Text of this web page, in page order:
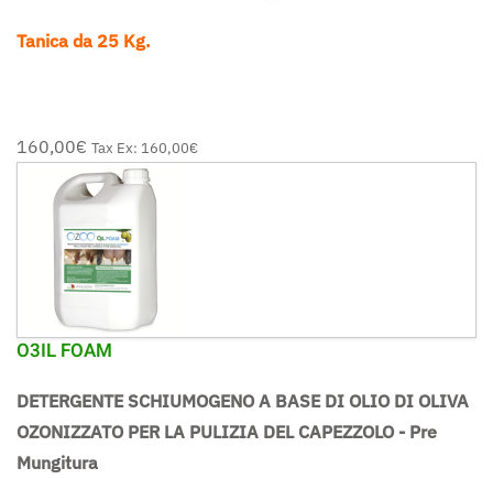
Tanica da 25 Kg.
160,00‎€ Tax Ex: 160,00‎€
O3IL FOAM
DETERGENTE SCHIUMOGENO A BASE DI OLIO DI OLIVA
OZONIZZATO PER LA PULIZIA DEL CAPEZZOLO - Pre
Mungitura